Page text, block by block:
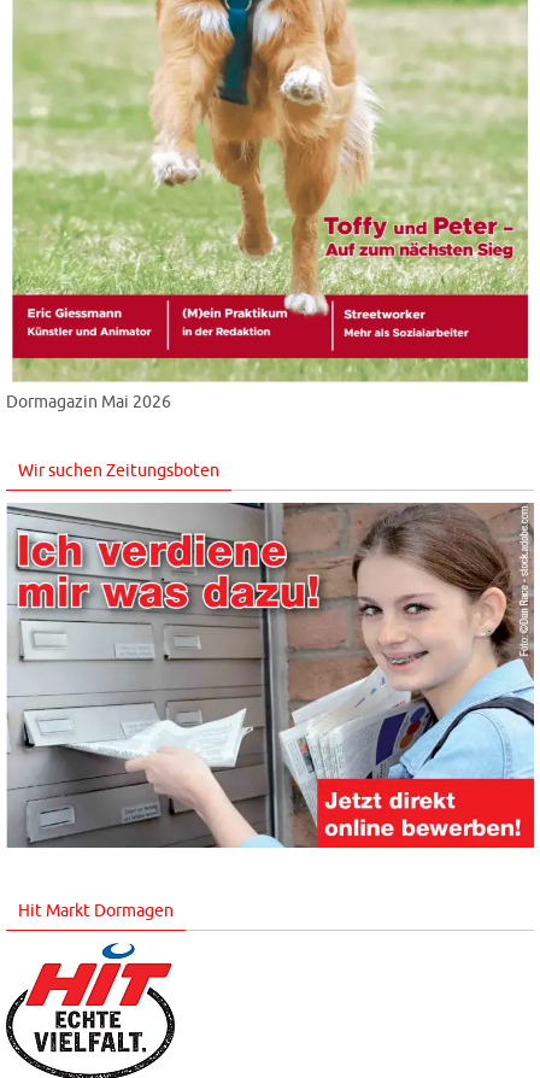
Dormagazin Mai 2026
Wir suchen Zeitungsboten
Hit Markt Dormagen